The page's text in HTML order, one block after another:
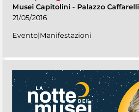
Musei Capitolini - Palazzo Caffarelli
21/05/2016
Evento|Manifestazioni